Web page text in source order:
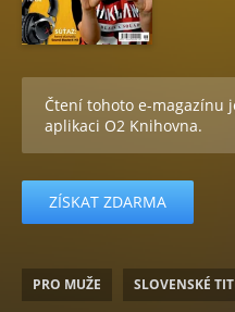
Čtení tohoto e-magazínu
aplikaci O2 Knihovna.
ZÍSKAT ZDARMA
PRO MUŽE SLOVENSKÉ